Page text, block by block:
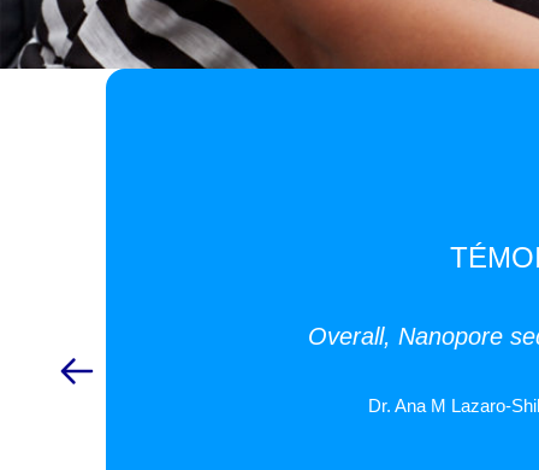
Overall, Nanopore
Dr. Ana M Lazaro-